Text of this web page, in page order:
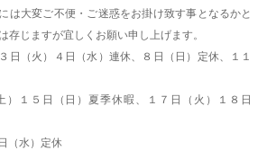
には大変ご不便・ご迷惑をお掛け致す事となるかと
は存じますが宜しくお願い申し上げます。
３日（火）４日（水）連休、８日（日）定休、１１
）１５日（日）夏季休暇、１７日（火）１８日
（水）定休